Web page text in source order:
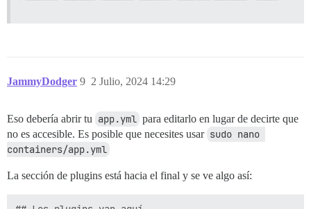
JammyDodger 2 Julio, 2024 14:29
9
Eso debería abrir tu app.yml para editarlo en lugar de decirte que
no es accesible. Es posible que necesites usar sudo nano
containers/app.yml
La sección de plugins está hacia el final y se ve algo así: